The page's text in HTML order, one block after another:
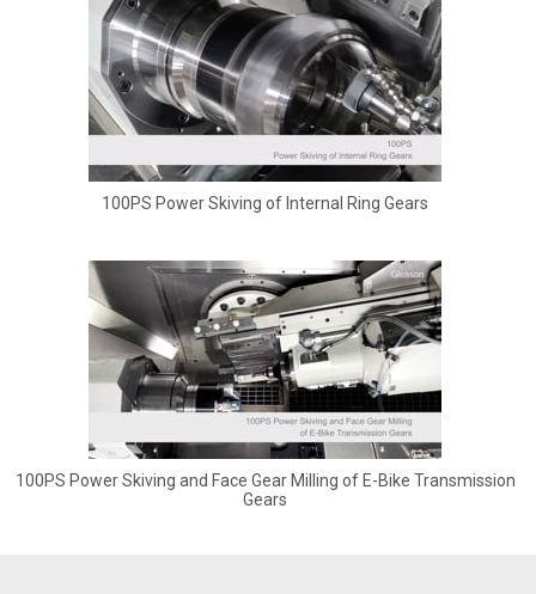
100PS Power Skiving of Internal Ring Gears
100PS Power Skiving and Face Gear Milling of E-Bike Transmission
Gears